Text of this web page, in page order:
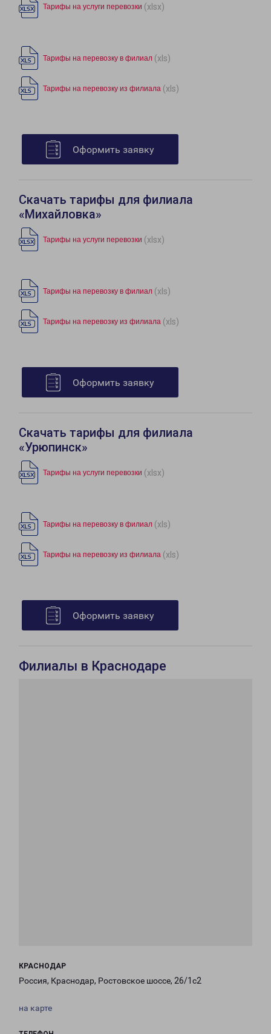
Тарифы на услуги перевозки (xlsx)
Тарифы на перевозку в филиал (xls)
Тарифы на перевозку из филиала (xls)
Оформить заявку
Скачать тарифы для филиала
«Михайловка»
Тарифы на услуги перевозки (xlsx)
Тарифы на перевозку в филиал (xls)
Тарифы на перевозку из филиала (xls)
Оформить заявку
Скачать тарифы для филиала
«Урюпинск»
Тарифы на услуги перевозки (xlsx)
Тарифы на перевозку в филиал (xls)
Тарифы на перевозку из филиала (xls)
Оформить заявку
Филиалы в Краснодаре
КРАСНОДАР
Россия, Краснодар, Ростовское шоссе, 26/1с2
на карте